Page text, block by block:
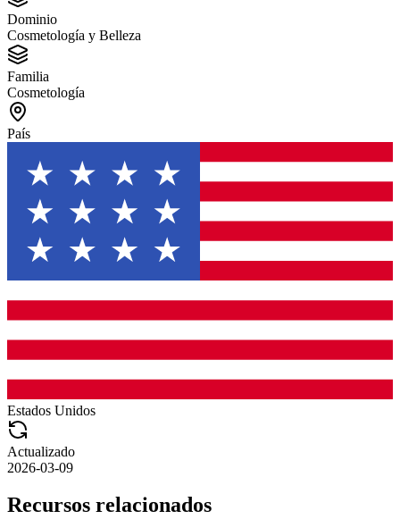
Dominio
Cosmetología y Belleza
Familia
Cosmetología
País
Estados Unidos
Actualizado
2026-03-09
Recursos relacionados